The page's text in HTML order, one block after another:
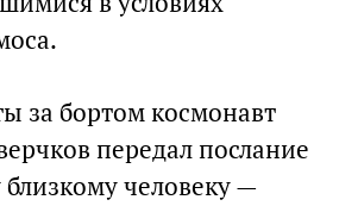
за бортом космонавт
передал послание
человеку —